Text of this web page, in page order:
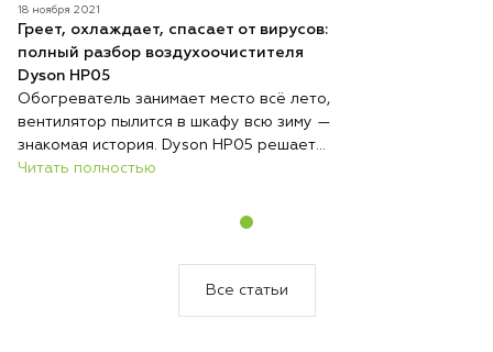
18 ноября 2021
Греет, охлаждает, спасает от вирусов:
полный разбор воздухоочистителя
Dyson HP05
Обогреватель занимает место всё лето,
вентилятор пылится в шкафу всю зиму —
знакомая история. Dyson HP05 решает
эту проблему радикально: один
одном месте и выполняет три функции —
перестановки техники, никакого поиска
Читать полностью
Все статьи